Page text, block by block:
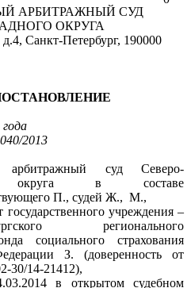
АРБИТРАЖНЫЙ СУД
ОКРУГА
Санкт-Петербург, 190000
2013
арбитражный суд Северо-
округа в составе
П., судей Ж., М.,
государственного учреждения –
регионального
социального страхования
З. (доверенность от
30/14-21412),
в открытом судебном